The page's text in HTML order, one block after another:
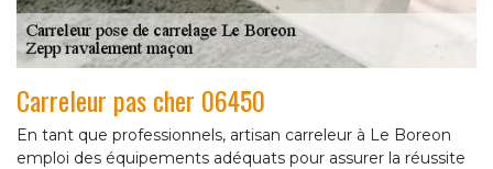
Carreleur pas cher 06450
En tant que professionnels, artisan carreleur à Le Boreon
emploi des équipements adéquats pour assurer la réussite